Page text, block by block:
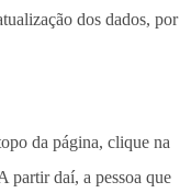
dos dados, por